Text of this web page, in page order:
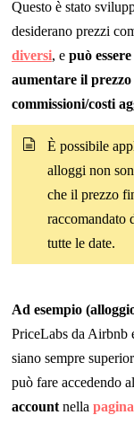
Questo è stato
desiderano prezzi
diversi, e può
aumentare il
commissioni/costi
È possibile
alloggi non
che il prezzo
raccomandato
tutte le date.
Ad esempio
PriceLabs da Airbnb
siano sempre
può fare accedendo
accountnella